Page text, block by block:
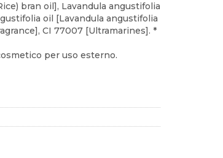
bran oil], Lavandula angustifolia
oil [Lavandula angustifolia
CI 77007 [Ultramarines]. *
per uso esterno.